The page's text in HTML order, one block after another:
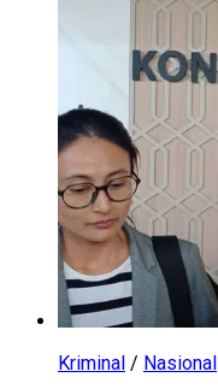
Kriminal / Nasional